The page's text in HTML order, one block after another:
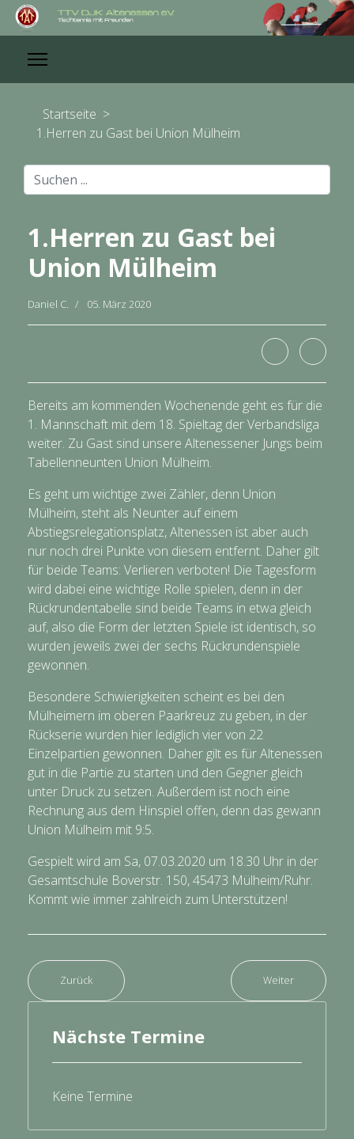
Startseite >
1.Herren zu Gast bei Union Mülheim
Suchen
...
1.Herren zu Gast bei
Union Mülheim
Daniel C. 05. März 2020
Bereits am kommenden Wochenende geht es für die
1. Mannschaft mit dem 18. Spieltag der Verbandsliga
weiter. Zu Gast sind unsere Altenessener Jungs beim
Tabellenneunten Union Mülheim.
Es geht um wichtige zwei Zähler, denn Union
Mülheim, steht als Neunter auf einem
Abstiegsrelegationsplatz, Altenessen ist aber auch
nur noch drei Punkte von diesem entfernt. Daher gilt
für beide Teams: Verlieren verboten! Die Tagesform
wird dabei eine wichtige Rolle spielen, denn in der
Rückrundentabelle sind beide Teams in etwa gleich
auf, also die Form der letzten Spiele ist identisch, so
wurden jeweils zwei der sechs Rückrundenspiele
gewonnen.
Besondere Schwierigkeiten scheint es bei den
Mülheimern im oberen Paarkreuz zu geben, in der
Rückserie wurden hier lediglich vier von 22
Einzelpartien gewonnen. Daher gilt es für Altenessen
gut in die Partie zu starten und den Gegner gleich
unter Druck zu setzen. Außerdem ist noch eine
Rechnung aus dem Hinspiel offen, denn das gewann
Union Mülheim mit 9:5.
Gespielt wird am Sa, 07.03.2020 um 18.30 Uhr in der
Gesamtschule Boverstr. 150, 45473 Mülheim/Ruhr.
Kommt wie immer zahlreich zum Unterstützen!
Zurück Weiter
Nächste Termine
Keine Termine